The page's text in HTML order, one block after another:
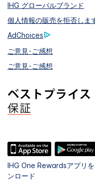
IHG グローバルブランド
個人情報の販売を拒否しま
AdChoices
ご意見･ご感想
ご意見･ご感想
IHG One Rewardsアプリを
ンロード